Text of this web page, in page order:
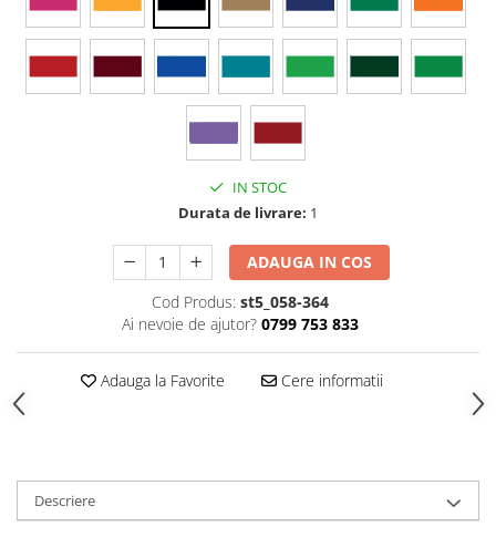
Stickere Walplus ™
Stickere pereche
Copii
Stickere tip tablou
IN STOC
Durata de livrare: 1
ADAUGA IN COS
Cod Produs: st5_058-364
Ai nevoie de ajutor? 0799 753 833
Adauga la Favorite Cere informatii
Descriere